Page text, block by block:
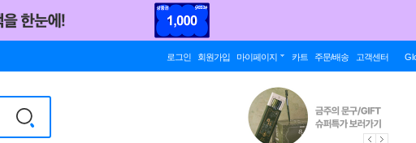
로그인 회원가입 마이페이지 카트 주문/배송 고객센터